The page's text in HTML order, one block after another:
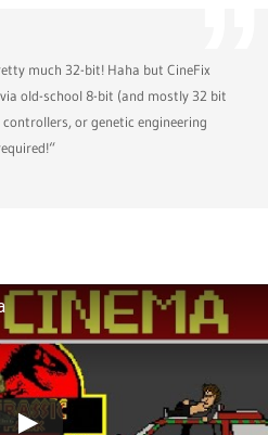
much 32-bit! Haha but CineFix
old-school 8-bit (and mostly 32 bit
or genetic engineering